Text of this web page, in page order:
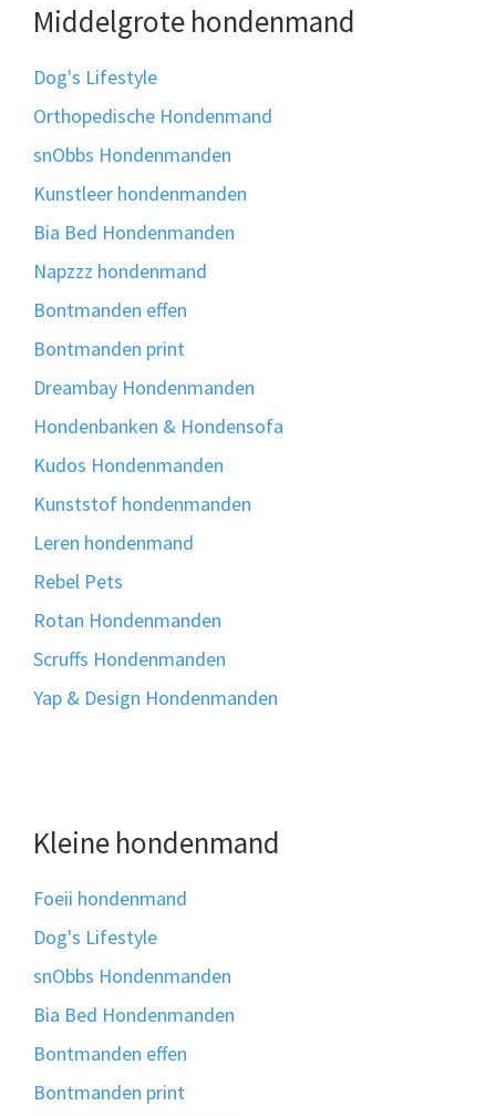
Middelgrote hondenmand
Dog's Lifestyle
Orthopedische Hondenmand
snObbs Hondenmanden
Kunstleer hondenmanden
Bia Bed Hondenmanden
Napzzz hondenmand
Bontmanden effen
Bontmanden print
Dreambay Hondenmanden
Hondenbanken & Hondensofa
Kudos Hondenmanden
Kunststof hondenmanden
Leren hondenmand
Rebel Pets
Rotan Hondenmanden
Scruffs Hondenmanden
Yap & Design Hondenmanden
Kleine hondenmand
Foeii hondenmand
Dog's Lifestyle
snObbs Hondenmanden
Bia Bed Hondenmanden
Bontmanden effen
Bontmanden print